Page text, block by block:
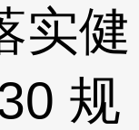
实健
规